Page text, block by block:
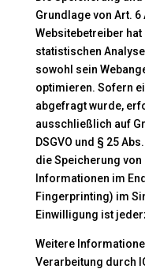
Grundlage von Art. 6
Websitebetreiber
statistischen
sowohl sein
optimieren. Sofern
abgefragt wurde,
ausschließlich auf
DSGVO und § 25
die Speicherung
Informationen im
Fingerprinting) im
Einwilligung ist
Weitere
Verarbeitung durch